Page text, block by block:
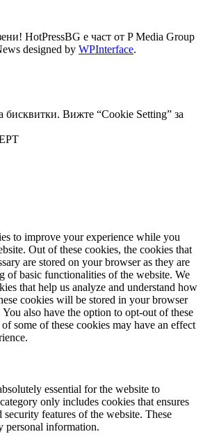
HotPressBG е част от P Media Group
designed by WPInterface.
бисквитки. Вижте “Cookie Setting” за
to improve your experience while you
Out of these cookies, the cookies that
are stored on your browser as they are
of basic functionalities of the website. We
that help us analyze and understand how
cookies will be stored in your browser
also have the option to opt-out of these
some of these cookies may have an effect
essential for the website to
only includes cookies that ensures
features of the website. These
personal information.